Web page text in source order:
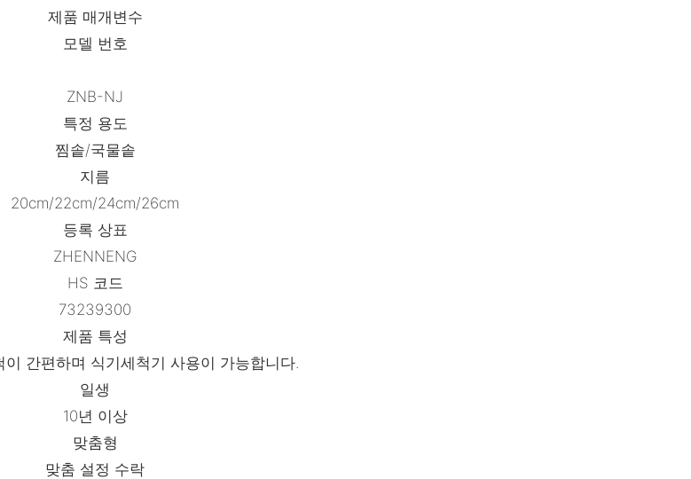
제품 매개변수
모델 번호
ZNB-NJ
특정 용도
찜솥/국물솥
지름
20cm/22cm/24cm/26cm
등록 상표
ZHENNENG
HS 코드
73239300
제품 특성
이 간편하며 식기세척기 사용이 가능합니다.
일생
10년 이상
맞춤형
맞춤 설정 수락